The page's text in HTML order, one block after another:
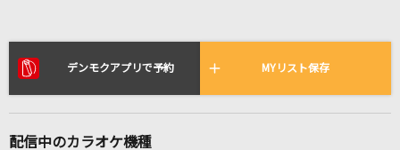
∞
cosMo@暴走P feat.初音ミク
Monster
嵐(アラシ)
デンモクアプリで予約 MYリスト保存
配信中のカラオケ機種